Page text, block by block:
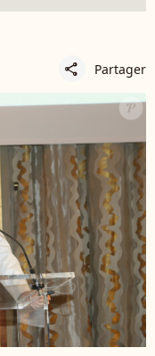
share Partager